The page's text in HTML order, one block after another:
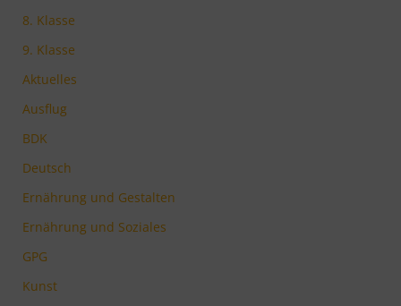
8. Klasse
9. Klasse
Aktuelles
Ausflug
BDK
Deutsch
Ernährung und Gestalten
Ernährung und Soziales
GPG
Kunst